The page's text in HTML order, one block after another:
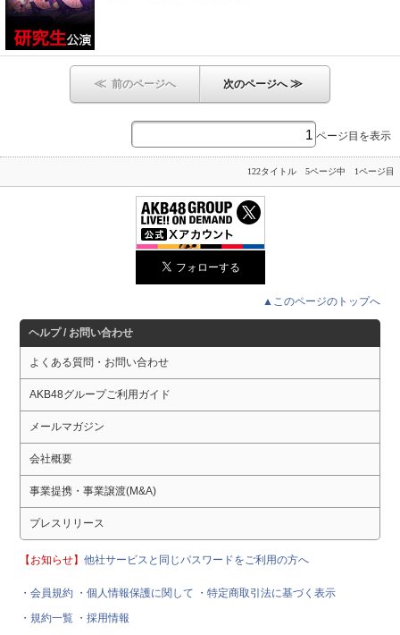
≪ 前のページへ 次のページへ≫
ページ目を表示
122タイトル 5ページ中 1ページ目
▲このページのトップへ
ヘルプ / お問い合わせ
よくある質問・お問い合わせ
AKB48グループご利用ガイド
メールマガジン
会社概要
事業提携・事業譲渡(M&A)
プレスリリース
【お知らせ】他社サービスと同じパスワードをご利用の方へ
・会員規約 ・個人情報保護に関して
・特定商取引法に基づく表示
・規約一覧 ・採用情報